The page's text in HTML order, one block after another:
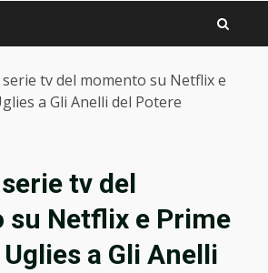
serie tv del momento su Netflix e
a Gli Anelli del Potere
tv del
su Netflix e Prime
a Gli Anelli